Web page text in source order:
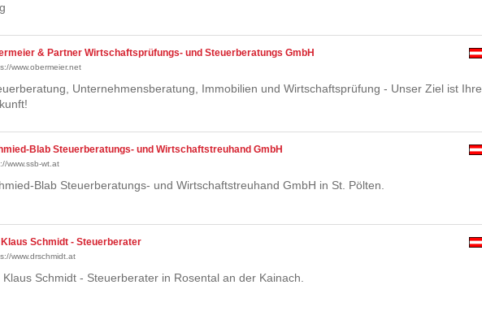
& Partner Wirtschaftsprüfungs- und Steuerberatungs GmbH
www.obermeier.net
Unternehmensberatung, Immobilien und Wirtschaftsprüfung - Unser Ziel ist Ihre
Blab Steuerberatungs- und Wirtschaftstreuhand GmbH
www.ssb-wt.at
Blab Steuerberatungs- und Wirtschaftstreuhand GmbH in St. Pölten.
Klaus Schmidt - Steuerberater
www.drschmidt.at
Klaus Schmidt - Steuerberater in Rosental an der Kainach.